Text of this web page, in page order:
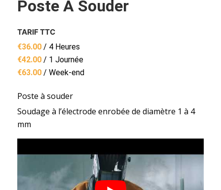
Poste À Souder
TARIF TTC
€36.00 / 4 Heures
€42.00 / 1 Journée
€63.00 / Week-end
Poste à souder
Soudage à l’électrode enrobée de diamètre 1 à 4
mm